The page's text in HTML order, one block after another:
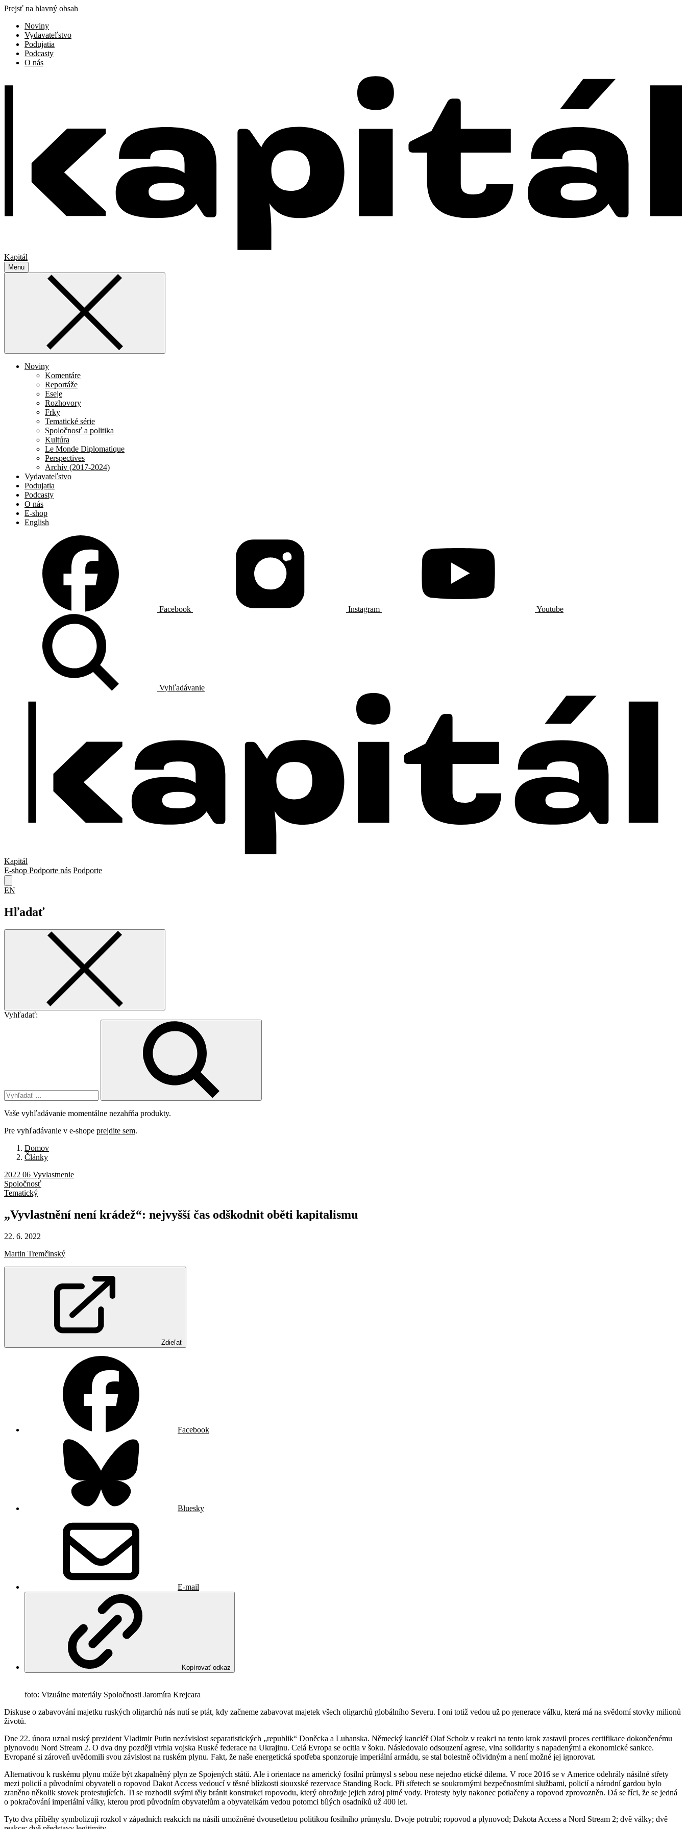
Prejsť na hlavný obsah
Noviny
Vydavateľstvo
Podujatia
Podcasty
O nás
Kapitál
Menu
Noviny
Komentáre
Reportáže
Eseje
Rozhovory
Frky
Tematické série
Spoločnosť a politika
Kultúra
Le Monde Diplomatique
Perspectives
Archív (2017-2024)
Vydavateľstvo
Podujatia
Podcasty
O nás
E-shop
English
Facebook Instagram Youtube
Vyhľadávanie
Kapitál
E-shop Podporte nás Podporte
EN
Hľadať
Vyhľadať:
Vaše vyhľadávanie momentálne nezahŕňa produkty.
Pre vyhľadávanie v e-shope prejdite sem.
Domov
Články
2022 06 Vyvlastnenie
Spoločnosť
Tematický
„Vyvlastnění není krádež“: nejvyšší čas odškodnit oběti kapitalismu
22. 6. 2022
Martin Tremčinský
Zdieľať
Facebook
Bluesky
E-mail
Kopírovať odkaz
foto: Vizuálne materiály Spoločnosti Jaromíra Krejcara
Diskuse o zabavování majetku ruských oligarchů nás nutí se ptát, kdy začneme zabavovat majetek všech oligarchů globálního Severu. I oni totiž vedou už po generace válku, která má na svědomí stovky milionů
životů.
Dne 22. února uznal ruský prezident Vladimir Putin nezávislost separatistických „republik“ Doněcka a Luhanska. Německý kancléř Olaf Scholz v reakci na tento krok zastavil proces certifikace dokončenému
plynovodu Nord Stream 2. O dva dny později vtrhla vojska Ruské federace na Ukrajinu. Celá Evropa se ocitla v šoku. Následovalo odsouzení agrese, vlna solidarity s napadenými a ekonomické sankce.
Evropané si zároveň uvědomili svou závislost na ruském plynu. Fakt, že naše energetická spotřeba sponzoruje imperiální armádu, se stal bolestně očividným a není možné jej ignorovat.
Alternativou k ruskému plynu může být zkapalněný plyn ze Spojených států. Ale i orientace na americký fosilní průmysl s sebou nese nejedno etické dilema. V roce 2016 se v Americe odehrály násilné střety
mezi policií a původními obyvateli o ropovod Dakot Access vedoucí v těsné blízkosti siouxské rezervace Standing Rock. Při střetech se soukromými bezpečnostními službami, policií a národní gardou bylo
zraněno několik stovek protestujících. Ti se rozhodli svými těly bránit konstrukci ropovodu, který ohrožuje jejich zdroj pitné vody. Protesty byly nakonec potlačeny a ropovod zprovozněn. Dá se říci, že se jedná
o pokračování imperiální války, kterou proti původním obyvatelům a obyvatelkám vedou potomci bílých osadníků už 400 let.
Tyto dva příběhy symbolizují rozkol v západních reakcích na násilí umožněné dvousetletou politikou fosilního průmyslu. Dvoje potrubí; ropovod a plynovod; Dakota Access a Nord Stream 2; dvě války; dvě